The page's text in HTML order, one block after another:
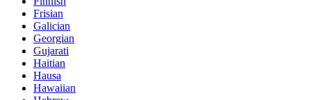
Frisian
Galician
Georgian
Gujarati
Haitian
Hausa
Hawaiian